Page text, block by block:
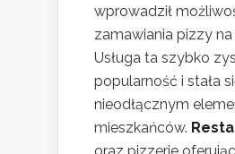
wprowadził
zamawiania pizzy
Usługa ta szybko
popularność i stała
nieodłącznym
mieszkańców.